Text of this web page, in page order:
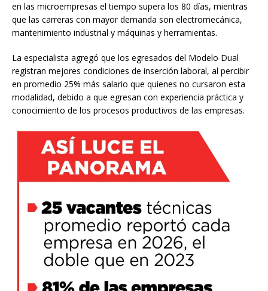
en las microempresas el tiempo supera los 80 días, mientras
que las carreras con mayor demanda son electromecánica,
mantenimiento industrial y máquinas y herramientas.
La especialista agregó que los egresados del Modelo Dual
registran mejores condiciones de inserción laboral, al percibir
en promedio 25% más salario que quienes no cursaron esta
modalidad, debido a que egresan con experiencia práctica y
conocimiento de los procesos productivos de las empresas.